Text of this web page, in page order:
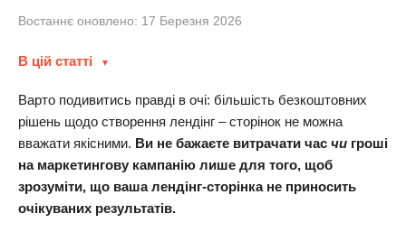
Востаннє оновлено: 17 Березня 2026
В цій статті
Варто подивитись правді в очі: більшість безкоштовних
рішень щодо створення лендінг – сторінок не можна
вважати якісними. Ви не бажаєте витрачати час чи гроші
на маркетингову кампанію лише для того, щоб
зрозуміти, що ваша лендінг-сторінка не приносить
очікуваних результатів.